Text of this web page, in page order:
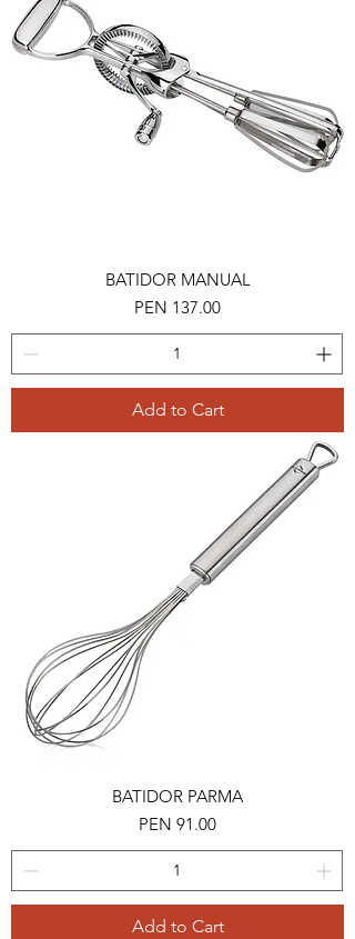
BATIDOR MANUAL
Price
PEN 137.00
Add to Cart
BATIDOR PARMA
Price
PEN 91.00
Add to Cart